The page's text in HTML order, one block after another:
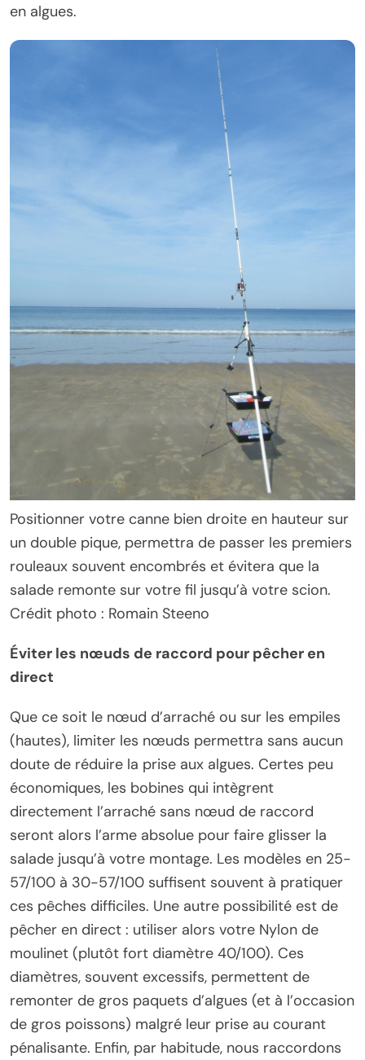
en algues.
Positionner votre canne bien droite en hauteur sur
un double pique, permettra de passer les premiers
rouleaux souvent encombrés et évitera que la
salade remonte sur votre fil jusqu’à votre scion.
Crédit photo : Romain Steeno
Éviter les nœuds de raccord pour pêcher en
direct
Que ce soit le nœud d’arraché ou sur les empiles
(hautes), limiter les nœuds permettra sans aucun
doute de réduire la prise aux algues. Certes peu
économiques, les bobines qui intègrent
directement l’arraché sans nœud de raccord
seront alors l’arme absolue pour faire glisser la
salade jusqu’à votre montage. Les modèles en 25-
57/100 à 30-57/100 suffisent souvent à pratiquer
ces pêches difficiles. Une autre possibilité est de
pêcher en direct : utiliser alors votre Nylon de
moulinet (plutôt fort diamètre 40/100). Ces
diamètres, souvent excessifs, permettent de
remonter de gros paquets d’algues (et à l’occasion
de gros poissons) malgré leur prise au courant
pénalisante. Enfin, par habitude, nous raccordons